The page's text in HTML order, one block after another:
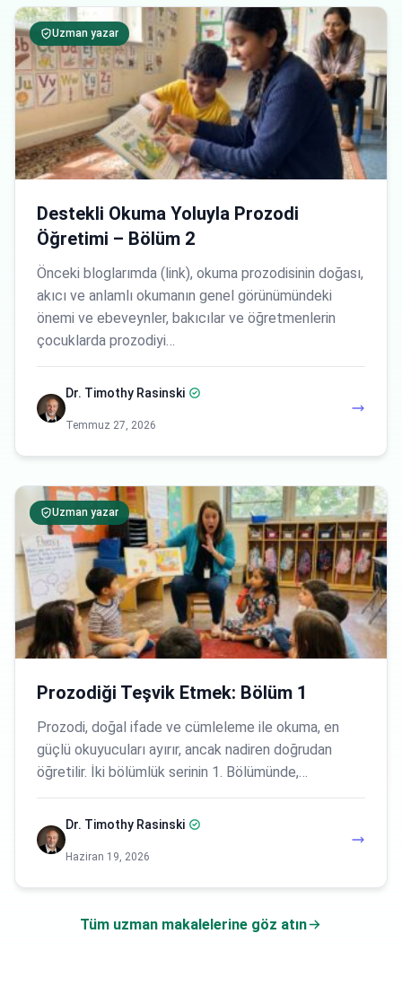
Uzman yazar
Destekli Okuma Yoluyla Prozodi
Öğretimi – Bölüm 2
Önceki bloglarımda (link), okuma prozodisinin doğası,
akıcı ve anlamlı okumanın genel görünümündeki
önemi ve ebeveynler, bakıcılar ve öğretmenlerin
çocuklarda prozodiyi…
Dr. Timothy Rasinski
Temmuz 27, 2026
Uzman yazar
Prozodiği Teşvik Etmek: Bölüm 1
Prozodi, doğal ifade ve cümleleme ile okuma, en
güçlü okuyucuları ayırır, ancak nadiren doğrudan
öğretilir. İki bölümlük serinin 1. Bölümünde,…
Dr. Timothy Rasinski
Haziran 19, 2026
Tüm uzman makalelerine göz atın